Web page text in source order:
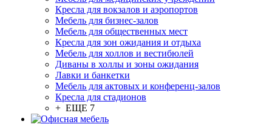
Кресла для вокзалов и аэропортов
Мебель для бизнес-залов
Мебель для общественных мест
Кресла для зон ожидания и отдыха
Мебель для холлов и вестибюлей
Диваны в холлы и зоны ожидания
Лавки и банкетки
Мебель для актовых и конференц-залов
Кресла для стадионов
+ ЕЩЕ 7